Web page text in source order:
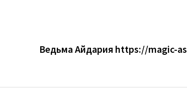
Ведьма Айдария https://magic-